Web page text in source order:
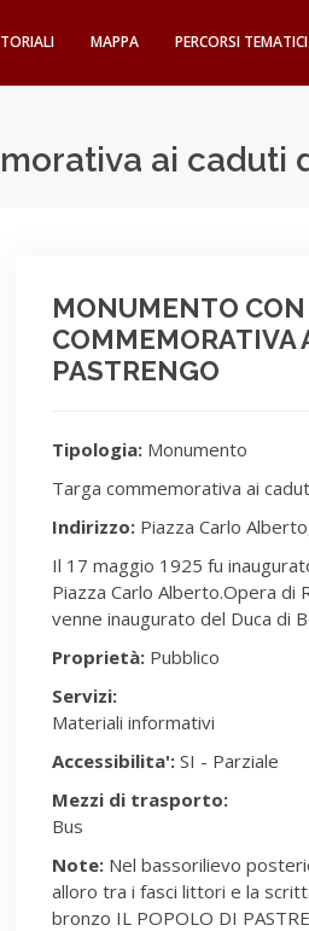
MAPPA PERCORSI TEMATICI
ai caduti
MONUMENTO
COMMEMORATIVA
PASTRENGO
Tipologia: Monumento
Targa commemorativa ai
Indirizzo: Piazza Carlo
Il 17 maggio 1925 fu
Piazza Carlo Alberto.Opera di
venne inaugurato del Duca di
Proprietà: Pubblico
Servizi:
Materiali informativi
Accessibilita': SI - Parziale
Mezzi di trasporto:
Bus
Note: Nel bassorilievo
alloro tra i fasci littori e la
bronzo IL POPOLO DI